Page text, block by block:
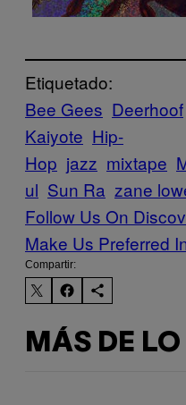
Etiquetado:
Bee Gees Deerhoof
Kaiyote Hip-
Hop jazz mixtape
ul Sun Ra zane
Follow Us On
Make Us Preferred
Compartir:
MÁS DE